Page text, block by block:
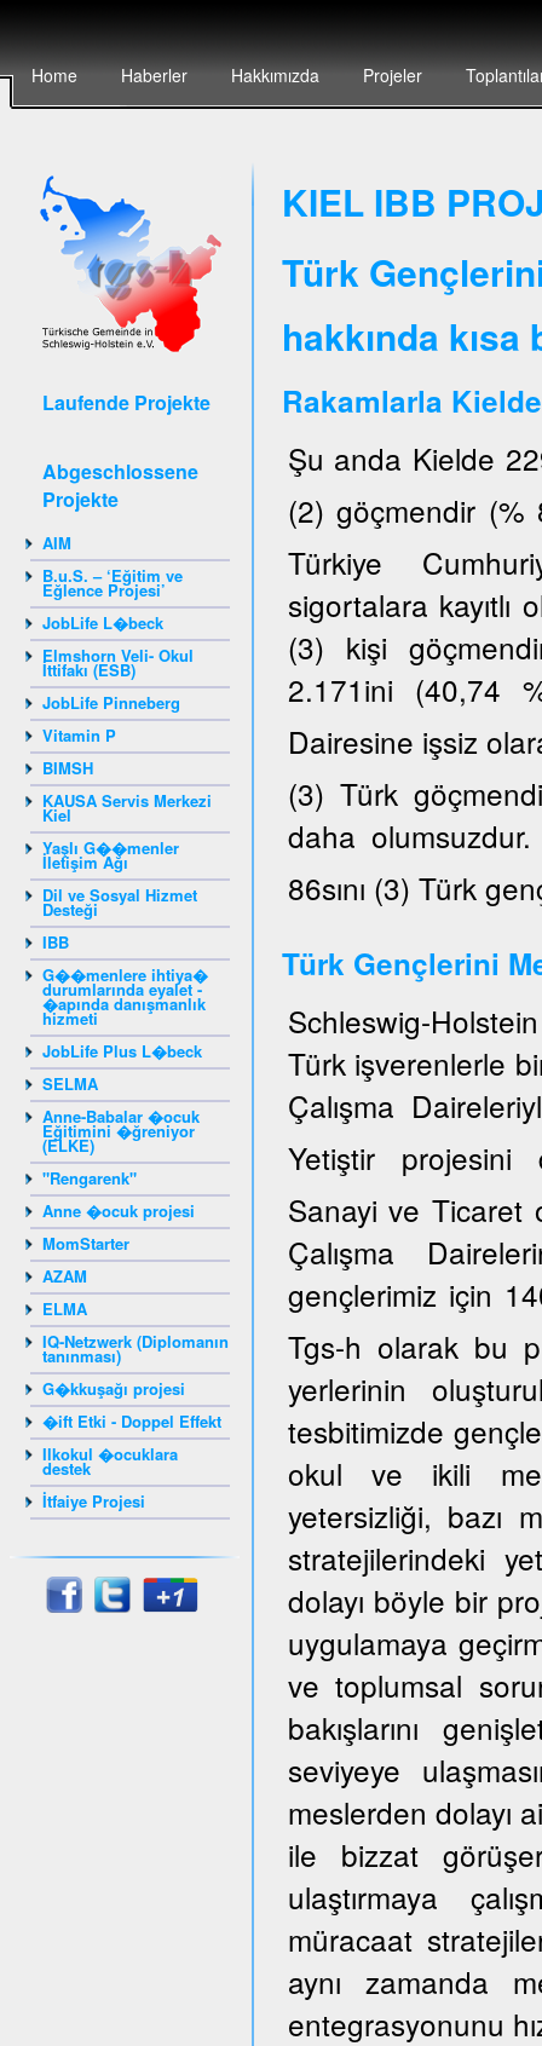
Home Haberler Hakkımızda Projeler
Laufende Projekte
Abgeschlossene
Projekte
AIM
B.u.S. – ‘Eğitim ve
Eğlence Projesi’
JobLife L�beck
Elmshorn Veli- Okul
İttifakı (ESB)
JobLife Pinneberg
Vitamin P
BIMSH
KAUSA Servis Merkezi
Kiel
Yaşlı G��menler
İletişim Ağı
Dil ve Sosyal Hizmet
Desteği
IBB
G��menlere ihtiya�
durumlarında eyalet -
�apında danışmanlık
hizmeti
JobLife Plus L�beck
SELMA
Anne-Babalar �ocuk
Eğitimini �ğreniyor
(ELKE)
"Rengarenk"
Anne �ocuk projesi
MomStarter
AZAM
ELMA
IQ-Netzwerk (Diplomanın
tanınması)
G�kkuşağı projesi
�ift Etki - Doppel Effekt
Ilkokul �ocuklara
destek
İtfaiye Projesi
KIEL IBB
Türk
hakkında
Rakamlarla
Şu anda Kielde
(2) göçmendir (%
Türkiye
sigortalara
(3) kişi
2.171ini (40,74
Dairesine işsiz
(3) Türk
daha
86sını (3) Türk
Türk Gençlerini
Schleswig-
Türk işverenlerle
Çalışma
Yetiştir
Sanayi ve Ticaret
Çalışma
gençlerimiz için
Tgs-h olarak bu
yerlerinin
tesbitimizde
okul ve ikili
yetersizliği, bazı
stratejilerindeki
dolayı böyle bir
uygulamaya
ve toplumsal
bakışlarını
seviyeye
meslerden dolayı
ile bizzat
ulaştırmaya
müracaat
aynı zamanda
entegrasyonunu